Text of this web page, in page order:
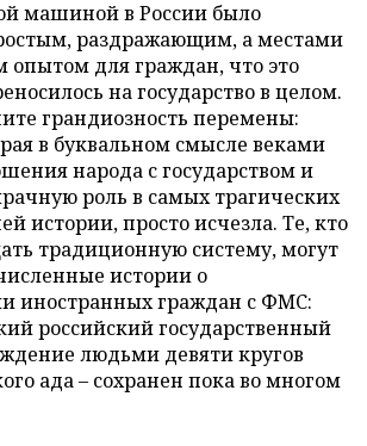
машиной в России было
раздражающим, а местами
для граждан, что это
на государство в целом.
грандиозность перемены:
в буквальном смысле веками
народа с государством и
роль в самых трагических
истории, просто исчезла. Те, кто
традиционную систему, могут
истории о
иностранных граждан с ФМС:
российский государственный
людьми девяти кругов
ада – сохранен пока во многом